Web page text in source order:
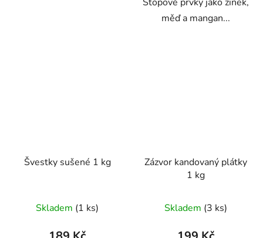
měď a mangan...
Švestky sušené 1 kg
hodnocení
produktu
Skladem (1 ks)
Zázvor kandovaný plátky
1 kg
Skladem (3 ks)